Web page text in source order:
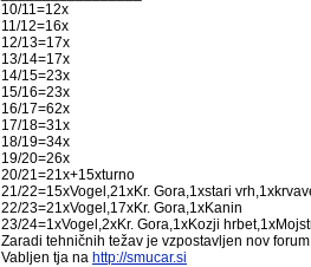
10/11=12x
11/12=16x
12/13=17x
13/14=17x
14/15=23x
15/16=23x
16/17=62x
17/18=31x
18/19=34x
19/20=26x
20/21=21x+15xturno
21/22=15xVogel,21xKr. Gora,1xstari
22/23=21xVogel,17xKr. Gora,1xKanin
23/24=1xVogel,2xKr. Gora,1xKozji
Zaradi tehničnih težav je vzpostavljen nov
Vabljen tja na http://smucar.si